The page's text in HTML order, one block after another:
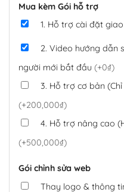
Mua kèm Gói hỗ trợ
1. Hỗ trợ cài đặt
2. Video hướng dẫn
người mới bắt đầu (+0₫)
3. Hỗ trợ cơ bản
(+200,000₫)
4. Hỗ trợ nâng cao
(+500,000₫)
Gói chỉnh sửa web
Thay logo & thông